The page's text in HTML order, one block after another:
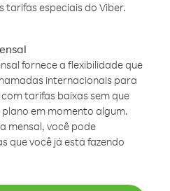
tarifas especiais do Viber.
fornece a flexibilidade que
internacionais para
tarifas baixas sem que
em momento algum.
mensal, você pode
que você já está fazendo